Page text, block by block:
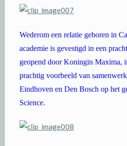
Wederom een relatie geboren in
academie is gevestigd in een
geopend door Koningin Maxima,
prachtig voorbeeld van
Eindhoven en Den Bosch op het
Science.